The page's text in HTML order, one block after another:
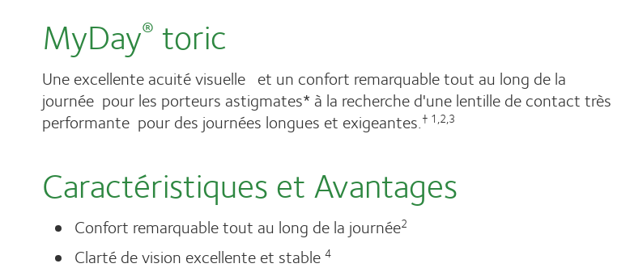
MyDay® toric
Une excellente acuité visuelle et un confort remarquable tout au long de la
journée pour les porteurs astigmates* à la recherche d'une lentille de contact très
performante pour des journées longues et exigeantes.† 1,2,3
Caractéristiques et Avantages
Confort remarquable tout au long de la journée2
Clarté de vision excellente et stable 4